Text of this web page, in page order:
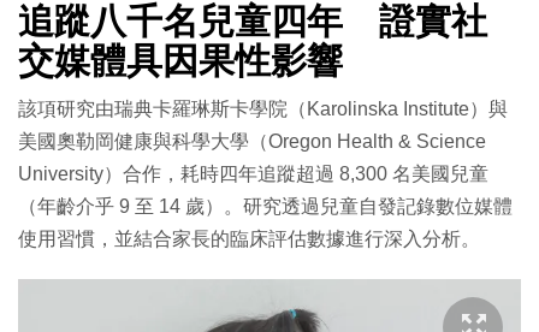
追蹤八千名兒童四年 證實社
交媒體具因果性影響
該項研究由瑞典卡羅琳斯卡學院（Karolinska Institute）與
美國奧勒岡健康與科學大學（Oregon Health & Science
University）合作，耗時四年追蹤超過 8,300 名美國兒童
（年齡介乎 9 至 14 歲）。研究透過兒童自發記錄數位媒體
使用習慣，並結合家長的臨床評估數據進行深入分析。